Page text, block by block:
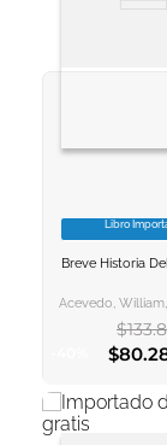
VER
Libro
Breve Historia
Acevedo,
$133.
$80.
AGREGAR AL